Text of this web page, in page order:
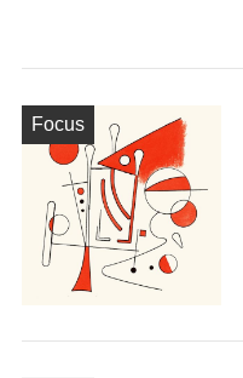
Focus